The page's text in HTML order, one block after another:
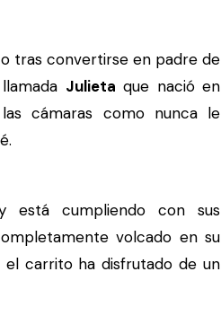
tras convertirse en padre de
Julieta que nació en
cámaras como nunca le
está cumpliendo con sus
volcado en su
carrito ha disfrutado de un